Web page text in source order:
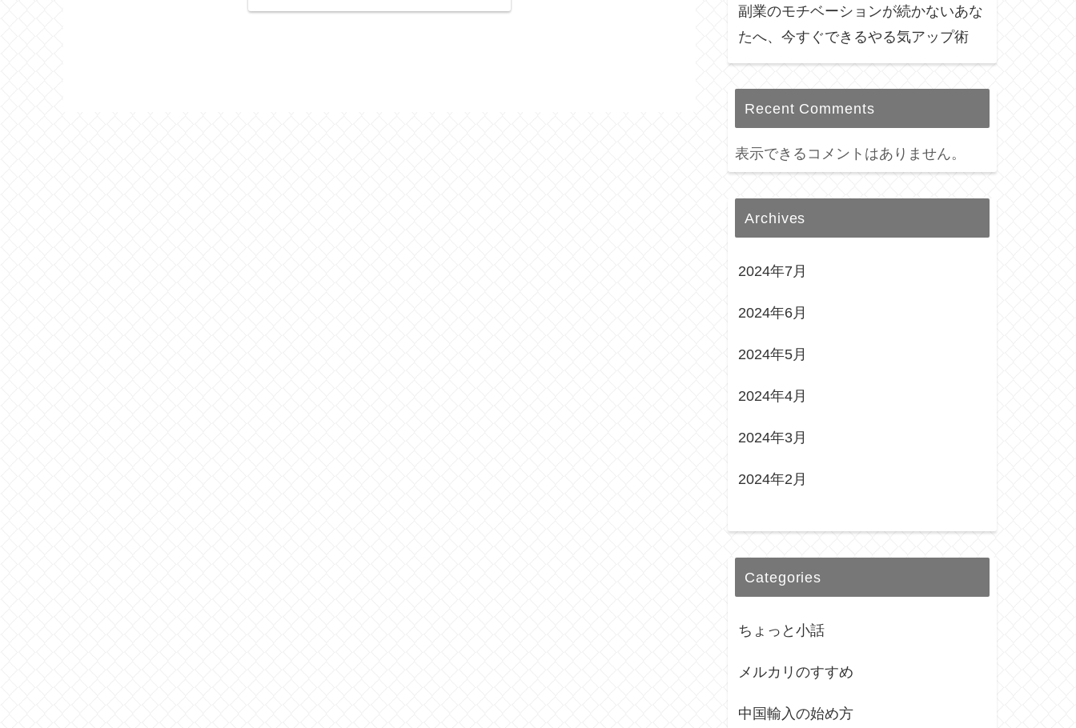
副業のモチベーションが続かないあな
たへ、今すぐできるやる気アップ術
Recent Comments
表示できるコメントはありません。
Archives
2024年7月
2024年6月
2024年5月
2024年4月
2024年3月
2024年2月
Categories
ちょっと小話
メルカリのすすめ
中国輸入の始め方